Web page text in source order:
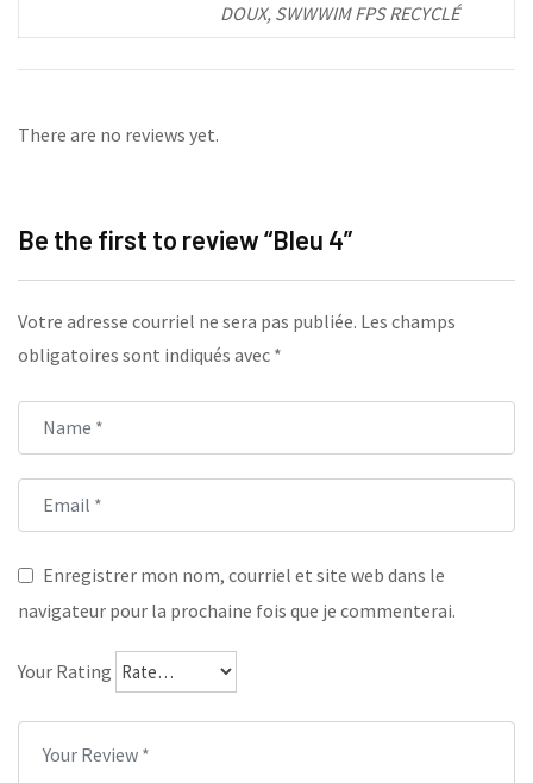
DOUX, SWWWIM FPS RECYCLÉ
There are no reviews yet.
Be the first to review “Bleu 4”
Votre adresse courriel ne sera pas publiée. Les champs
obligatoires sont indiqués avec *
Enregistrer mon nom, courriel et site web dans le
navigateur pour la prochaine fois que je commenterai.
Your Rating